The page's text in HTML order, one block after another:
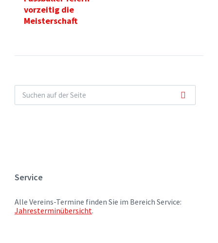
vorzeitig die
Meisterschaft
Service
Alle Vereins-Termine finden Sie im Bereich Service:
Jahresterminübersicht.